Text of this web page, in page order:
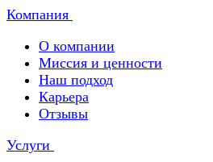
Компания
О компании
Миссия и ценности
Наш подход
Карьера
Отзывы
Услуги